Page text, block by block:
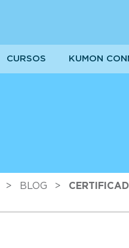
CURSOS KUMON
> BLOG >